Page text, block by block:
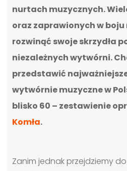
nurtach muzycznych.
oraz zaprawionych w boju
rozwinąć swoje skrzydła
niezależnych wytwórni.
przedstawić
wytwórnie muzyczne w
blisko 60 – zestawienie
Komła.
Zanim jednak przejdziemy